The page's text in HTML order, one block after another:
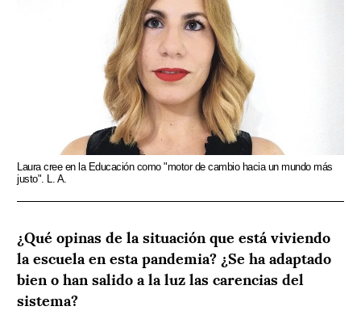
Laura cree en la Educación como "motor de cambio hacia un mundo más
justo". L. A.
¿Qué opinas de la situación que está viviendo
la escuela en esta pandemia? ¿Se ha adaptado
bien o han salido a la luz las carencias del
sistema?